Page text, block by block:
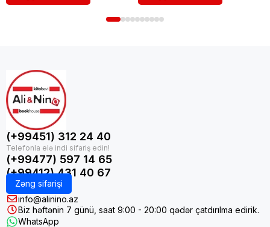
(+99451) 312 24 40
(+99477) 597 14 65
(+99412) 431 40 67
Zəng sifarişi
info@alinino.az
Biz həftənin 7 günü, saat 9:00 - 20:00 qədər çatdırılma edirik.
WhatsApp